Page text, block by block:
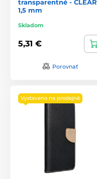
transparentné - CLEAR
1,5 mm
Skladom
5,31 €
Porovnať
Vystaveno na prodejně